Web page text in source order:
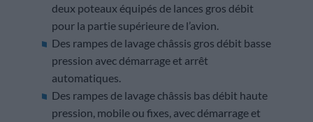
deux poteaux équipés de lances gros débit
pour la partie supérieure de l’avion.
Des rampes de lavage châssis gros débit basse
pression avec démarrage et arrêt
automatiques.
Des rampes de lavage châssis bas débit haute
pression, mobile ou fixes, avec démarrage et